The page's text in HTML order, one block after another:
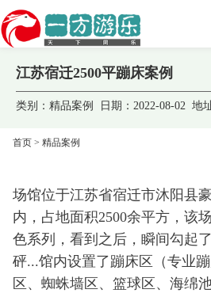
江苏宿迁2500平蹦床案例
类别：精品案例 日期：2022-08-02 地
首页> 精品案例
场馆位于江苏省宿迁市沐阳县
内，占地面积2500余平方，该
色系列，看到之后，瞬间勾起
砰...馆内设置了蹦床区（专业
区、蜘蛛墙区、篮球区、海绵